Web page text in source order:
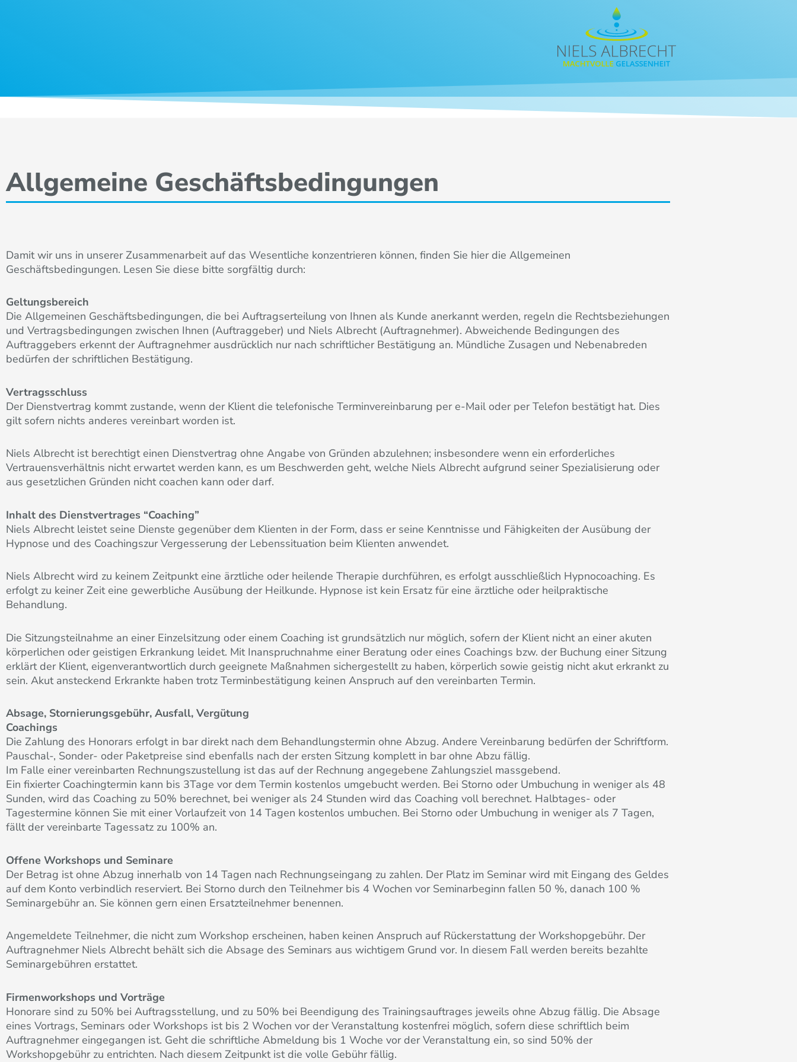
Allgemeine Geschäftsbedingungen
Damit wir uns in unserer Zusammenarbeit auf das Wesentliche konzentrieren können, finden Sie hier die Allgemeinen
Geschäftsbedingungen. Lesen Sie diese bitte sorgfältig durch:
Geltungsbereich
Die Allgemeinen Geschäftsbedingungen, die bei Auftragserteilung von Ihnen als Kunde anerkannt werden, regeln die Rechtsbeziehungen
und Vertragsbedingungen zwischen Ihnen (Auftraggeber) und Niels Albrecht (Auftragnehmer). Abweichende Bedingungen des
Auftraggebers erkennt der Auftragnehmer ausdrücklich nur nach schriftlicher Bestätigung an. Mündliche Zusagen und Nebenabreden
bedürfen der schriftlichen Bestätigung.
Vertragsschluss
Der Dienstvertrag kommt zustande, wenn der Klient die telefonische Terminvereinbarung per e-Mail oder per Telefon bestätigt hat. Dies
gilt sofern nichts anderes vereinbart worden ist.
Niels Albrecht ist berechtigt einen Dienstvertrag ohne Angabe von Gründen abzulehnen; insbesondere wenn ein erforderliches
Vertrauensverhältnis nicht erwartet werden kann, es um Beschwerden geht, welche Niels Albrecht aufgrund seiner Spezialisierung oder
aus gesetzlichen Gründen nicht coachen kann oder darf.
Inhalt des Dienstvertrages “Coaching”
Niels Albrecht leistet seine Dienste gegenüber dem Klienten in der Form, dass er seine Kenntnisse und Fähigkeiten der Ausübung der
Hypnose und des Coachingszur Vergesserung der Lebenssituation beim Klienten anwendet.
Niels Albrecht wird zu keinem Zeitpunkt eine ärztliche oder heilende Therapie durchführen, es erfolgt ausschließlich Hypnocoaching. Es
erfolgt zu keiner Zeit eine gewerbliche Ausübung der Heilkunde. Hypnose ist kein Ersatz für eine ärztliche oder heilpraktische
Behandlung.
Die Sitzungsteilnahme an einer Einzelsitzung oder einem Coaching ist grundsätzlich nur möglich, sofern der Klient nicht an einer akuten
körperlichen oder geistigen Erkrankung leidet. Mit Inanspruchnahme einer Beratung oder eines Coachings bzw. der Buchung einer Sitzung
erklärt der Klient, eigenverantwortlich durch geeignete Maßnahmen sichergestellt zu haben, körperlich sowie geistig nicht akut erkrankt zu
sein. Akut ansteckend Erkrankte haben trotz Terminbestätigung keinen Anspruch auf den vereinbarten Termin.
Absage, Stornierungsgebühr, Ausfall, Vergütung
Coachings
Die Zahlung des Honorars erfolgt in bar direkt nach dem Behandlungstermin ohne Abzug. Andere Vereinbarung bedürfen der Schriftform.
Pauschal-, Sonder- oder Paketpreise sind ebenfalls nach der ersten Sitzung komplett in bar ohne Abzu fällig.
Im Falle einer vereinbarten Rechnungszustellung ist das auf der Rechnung angegebene Zahlungsziel massgebend.
Ein fixierter Coachingtermin kann bis 3Tage vor dem Termin kostenlos umgebucht werden. Bei Storno oder Umbuchung in weniger als 48
Sunden, wird das Coaching zu 50% berechnet, bei weniger als 24 Stunden wird das Coaching voll berechnet. Halbtages- oder
Tagestermine können Sie mit einer Vorlaufzeit von 14 Tagen kostenlos umbuchen. Bei Storno oder Umbuchung in weniger als 7 Tagen,
fällt der vereinbarte Tagessatz zu 100% an.
Offene Workshops und Seminare
Der Betrag ist ohne Abzug innerhalb von 14 Tagen nach Rechnungseingang zu zahlen. Der Platz im Seminar wird mit Eingang des Geldes
auf dem Konto verbindlich reserviert. Bei Storno durch den Teilnehmer bis 4 Wochen vor Seminarbeginn fallen 50 %, danach 100 %
Seminargebühr an. Sie können gern einen Ersatzteilnehmer benennen.
Angemeldete Teilnehmer, die nicht zum Workshop erscheinen, haben keinen Anspruch auf Rückerstattung der Workshopgebühr. Der
Auftragnehmer Niels Albrecht behält sich die Absage des Seminars aus wichtigem Grund vor. In diesem Fall werden bereits bezahlte
Seminargebühren erstattet.
Firmenworkshops und Vorträge
Honorare sind zu 50% bei Auftragsstellung, und zu 50% bei Beendigung des Trainingsauftrages jeweils ohne Abzug fällig. Die Absage
eines Vortrags, Seminars oder Workshops ist bis 2 Wochen vor der Veranstaltung kostenfrei möglich, sofern diese schriftlich beim
Auftragnehmer eingegangen ist. Geht die schriftliche Abmeldung bis 1 Woche vor der Veranstaltung ein, so sind 50% der
Workshopgebühr zu entrichten. Nach diesem Zeitpunkt ist die volle Gebühr fällig.